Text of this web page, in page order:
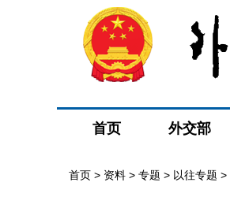
首页 外交部
首页 > 资料 > 专题 > 以往专题 >